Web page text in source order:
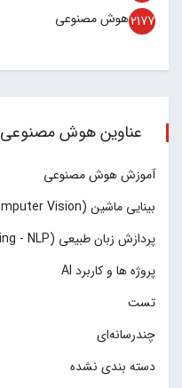
هوش مصنوعی2177
عناوین هوش مصنوعی
آموزش هوش مصنوعی
بینایی ماشین (Computer Vision)
پردازش زبان طبیعی (Natural Language Processing - NLP)
پروژه ها و کاربرد AI
تست
چند‌‌رسانه‌ای
دسته بندی نشده